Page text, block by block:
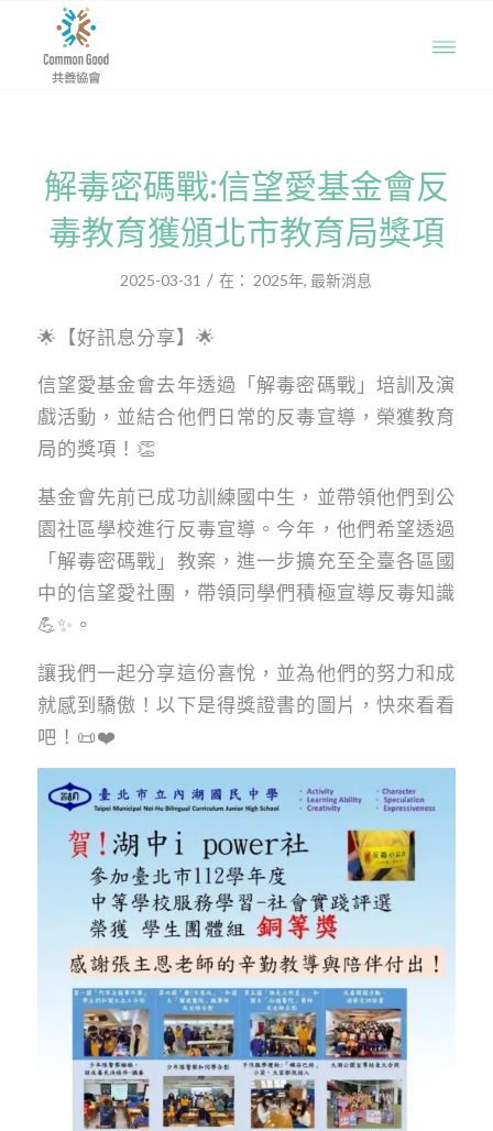
解毒密碼戰:信望愛基金會反
毒教育獲頒北市教育局獎項
2025-03-31 / 在： 2025年, 最新消息
🌟【好訊息分享】🌟
信望愛基金會去年透過「解毒密碼戰」培訓及演
戲活動，並結合他們日常的反毒宣導，榮獲教育
局的獎項！👏
基金會先前已成功訓練國中生，並帶領他們到公
園社區學校進行反毒宣導。今年，他們希望透過
「解毒密碼戰」教案，進一步擴充至全臺各區國
中的信望愛社團，帶領同學們積極宣導反毒知識
💪✨。
讓我們一起分享這份喜悅，並為他們的努力和成
就感到驕傲！以下是得獎證書的圖片，快來看看
吧！📜❤️